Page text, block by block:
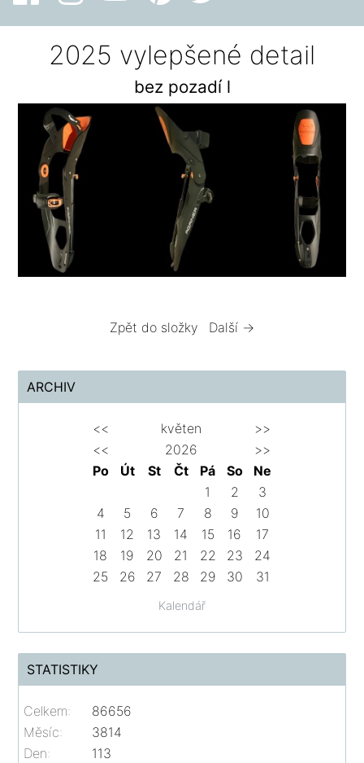
2025 vylepšené detail
bez pozadí l
Zpět do složky Další →
ARCHIV
Kalendář
<< květen
>>
<<
2026
>>
Po
Út St Čt Pá So
Ne
1
2
3
4
5 6 7 8 9
10
11
12 13 14 15 16
17
18
19 20 21 22 23
24
25
26 27 28 29 30 31
STATISTIKY
Celkem:
86656
Měsíc:
3814
Den:
113